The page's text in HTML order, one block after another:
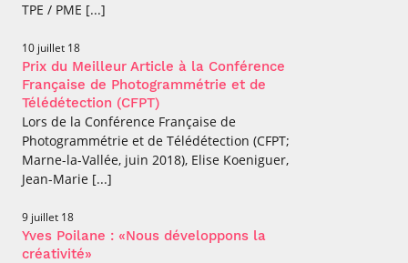
TPE / PME [...]
10 juillet 18
Prix du Meilleur Article à la Conférence
Française de Photogrammétrie et de
Télédétection (CFPT)
Lors de la Conférence Française de
Photogrammétrie et de Télédétection (CFPT;
Marne-la-Vallée, juin 2018), Elise Koeniguer,
Jean-Marie [...]
9 juillet 18
Yves Poilane : «Nous développons la
créativité»